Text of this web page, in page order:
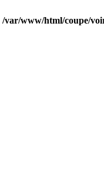
/var/www/html/coupe/